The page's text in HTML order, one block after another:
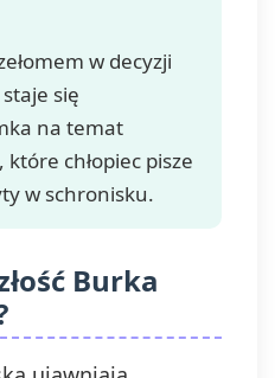
w decyzji
się
na temat
chłopiec pisze
w schronisku.
Burka